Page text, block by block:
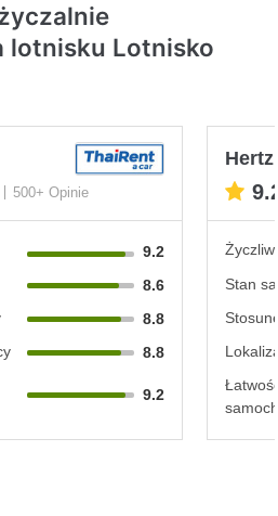
lotnisku Lotnisko
500+ Opinie
9.2
8.6
8.8
8.8
9.2
Hertz
Stan